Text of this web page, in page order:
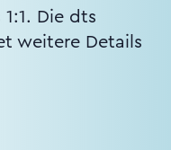
Die dts
weitere Details